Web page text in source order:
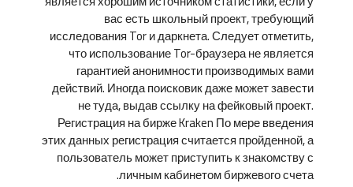
вас есть школьный проект, требующий
исследования Tor и даркнета. Следует отметить,
что использование Tor-браузера не является
гарантией анонимности производимых вами
действий. Иногда поисковик даже может завести
не туда, выдав ссылку на фейковый проект.
Регистрация на бирже Kraken По мере введения
этих данных регистрация считается пройденной, а
пользователь может приступить к знакомству с
личным кабинетом биржевого счета.